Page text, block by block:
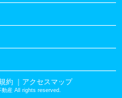
約 ｜アクセスマップ
産 All rights reserved.